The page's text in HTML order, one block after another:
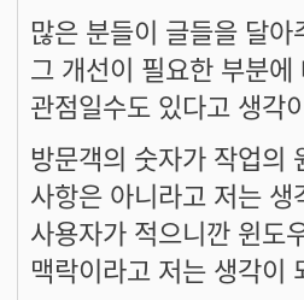
많은 분들이 글들을 달
그 개선이 필요한 부분
관점일수도 있다고 생각
방문객의 숫자가 작업의
사항은 아니라고 저는
사용자가 적으니깐 윈도
맥락이라고 저는 생각이